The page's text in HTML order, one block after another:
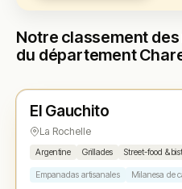
Notre classement
du département
★ N° 1
El Gauchito
La Rochelle
Argentine Grillades Street-food &
Empanadas artisanales Milanesa de